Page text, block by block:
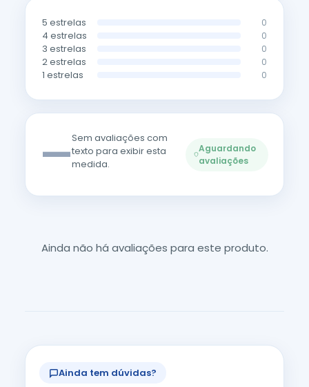
5 estrelas 0
4 estrelas 0
3 estrelas 0
2 estrelas 0
1 estrelas 0
—Sem avaliações com
texto para exibir esta
medida.
Aguardando
avaliações
Ainda não há avaliações para este produto.
Ainda tem dúvidas?